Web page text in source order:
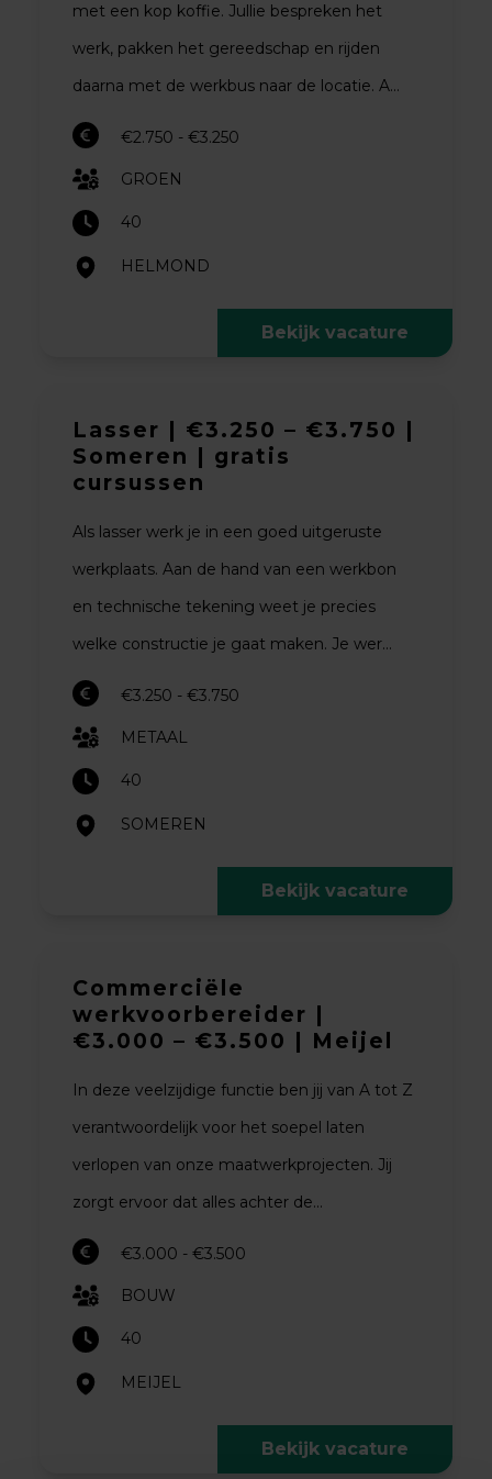
met een kop koffie. Jullie bespreken het
werk, pakken het gereedschap en rijden
daarna met de werkbus naar de locatie. A...
€2.750 - €3.250
GROEN
40
HELMOND
Bekijk vacature
Lasser | €3.250 – €3.750 |
Someren | gratis
cursussen
Als lasser werk je in een goed uitgeruste
werkplaats. Aan de hand van een werkbon
en technische tekening weet je precies
welke constructie je gaat maken. Je wer...
€3.250 - €3.750
METAAL
40
SOMEREN
Bekijk vacature
Commerciële
werkvoorbereider |
€3.000 – €3.500 | Meijel
In deze veelzijdige functie ben jij van A tot Z
verantwoordelijk voor het soepel laten
verlopen van onze maatwerkprojecten. Jij
zorgt ervoor dat alles achter de...
€3.000 - €3.500
BOUW
40
MEIJEL
Bekijk vacature